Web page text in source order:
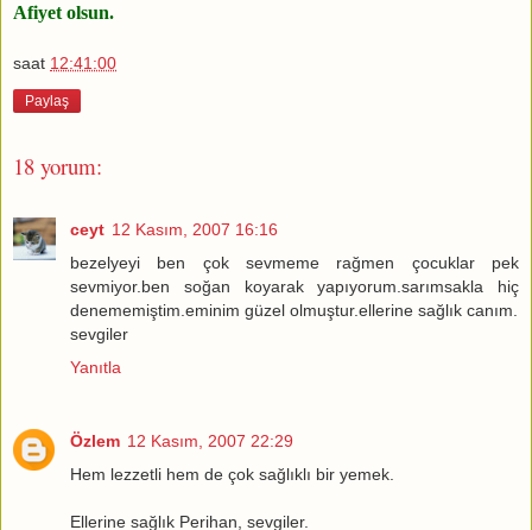
Afiyet olsun.
saat 12:41:00
Paylaş
18 yorum:
ceyt 12 Kasım, 2007 16:16
bezelyeyi ben çok sevmeme rağmen çocuklar pek
sevmiyor.ben soğan koyarak yapıyorum.sarımsakla hiç
denememiştim.eminim güzel olmuştur.ellerine sağlık canım.
sevgiler
Yanıtla
Özlem 12 Kasım, 2007 22:29
Hem lezzetli hem de çok sağlıklı bir yemek.
Ellerine sağlık Perihan, sevgiler.